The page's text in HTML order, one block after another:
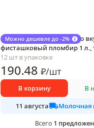
Можно дешевле до -2%
Напиток Planto соевый со
фисташковый пломбир 1 л.,
12 шт в упаковке
190.48 ₽/шт
В корзину В
11 августа
Молочная
Всего 1